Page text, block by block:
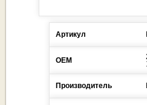
Артикул
ОЕМ
Производитель